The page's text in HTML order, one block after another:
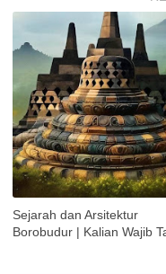
Sejarah dan Arsitektur
Borobudur | Kalian Wajib